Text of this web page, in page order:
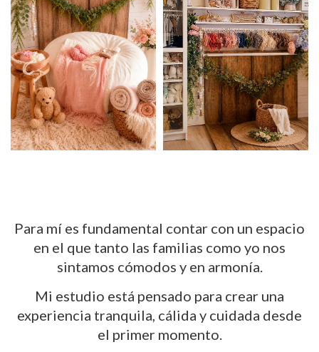
Para mí es fundamental contar con un espacio
en el que tanto las familias como yo nos
sintamos cómodos y en armonía.
Mi estudio está pensado para crear una
experiencia tranquila, cálida y cuidada desde
el primer momento.